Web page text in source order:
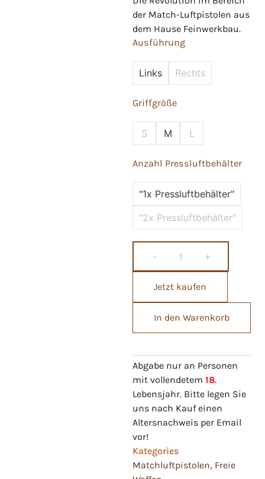
der Match-Luftpistolen aus
dem Hause Feinwerkbau.
Ausführung
Links Rechts
Griffgröße
S M L
Anzahl Pressluftbehälter
"1x Pressluftbehälter"
"2x Pressluftbehälter"
− +
Jetzt kaufen
In den Warenkorb
Abgabe nur an Personen
mit vollendetem 18.
Lebensjahr. Bitte legen Sie
uns nach Kauf einen
Altersnachweis per Email
vor!
Kategories
Matchluftpistolen, Freie